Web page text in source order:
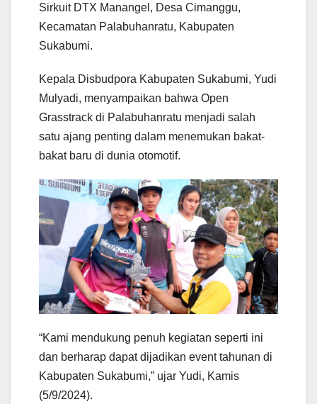
Sirkuit DTX Manangel, Desa Cimanggu,
Kecamatan Palabuhanratu, Kabupaten
Sukabumi.
Kepala Disbudpora Kabupaten Sukabumi, Yudi
Mulyadi, menyampaikan bahwa Open
Grasstrack di Palabuhanratu menjadi salah
satu ajang penting dalam menemukan bakat-
bakat baru di dunia otomotif.
“Kami mendukung penuh kegiatan seperti ini
dan berharap dapat dijadikan event tahunan di
Kabupaten Sukabumi,” ujar Yudi, Kamis
(5/9/2024).